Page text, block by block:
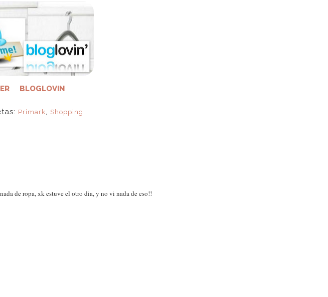
BLOGLOVIN
Primark, Shopping
de ropa, xk estuve el otro dia, y no vi nada de eso!!